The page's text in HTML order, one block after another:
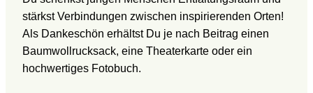
stärkst Verbindungen zwischen inspirierenden Orten!
Als Dankeschön erhältst Du je nach Beitrag einen
Baumwollrucksack, eine Theaterkarte oder ein
hochwertiges Fotobuch.